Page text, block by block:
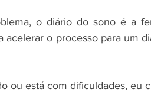
o diário do sono é a
o processo para um
ou está com dificuldades, eu